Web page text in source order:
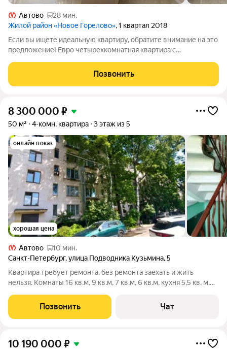
Автово
28 мин.
Жилой район «Новое Горелово», 1 квартал 2018
Если вы ищете идеальную квартиру, обратите внимание на это
предложение! Евро четырехкомнатная квартира с
расположена в уютном поселке Новогорелово на ул.
Современников, дом 11/6, корп. 2. Почему
Позвонить
8 300 000 ₽
50 м² 4-комн. квартира 3 этаж из 5
онлайн показ
хорошая цена
Автово
10 мин.
Санкт-Петербург,улица Подводника Кузьмина,5
Квартира требует ремонта, без ремонта заехать и жить
нельзя. Комнаты 16 кв.м, 9 кв.м, 7 кв.м, 6 кв.м, кухня 5,5 кв. м.
Окна во двор и на тихую улицу Подводника Кузьмина, со
стороны улицы перед
Позвонить Чат
10 190 000 ₽